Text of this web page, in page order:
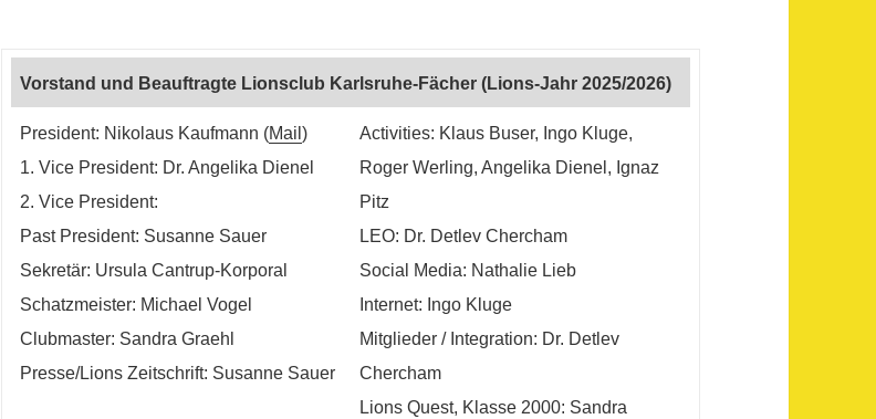
Vorstand und Beauftragte Lionsclub Karlsruhe-Fächer (Lions-Jahr 2025/2026)
President: Nikolaus Kaufmann (Mail )
1. Vice President: Dr. Angelika Dienel
2. Vice President:
Past President: Susanne Sauer
Sekretär: Ursula Cantrup-Korporal
Schatzmeister: Michael Vogel
Clubmaster: Sandra Graehl
Presse/Lions Zeitschrift: Susanne Sauer
Activities: Klaus Buser, Ingo Kluge,
Roger Werling, Angelika Dienel, Ignaz
Pitz
LEO: Dr. Detlev Chercham
Social Media: Nathalie Lieb
Internet: Ingo Kluge
Mitglieder / Integration: Dr. Detlev
Chercham
Lions Quest, Klasse 2000: Sandra